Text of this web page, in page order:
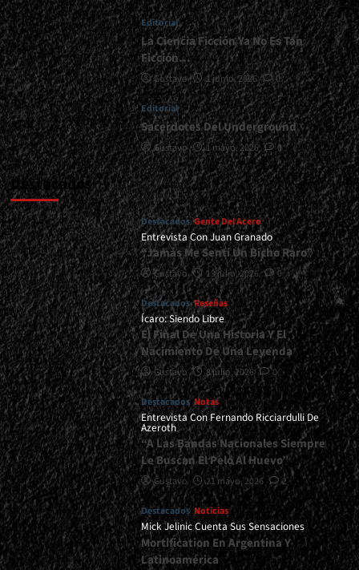
Historias
Y
Algo
Más</div>
Editorial
La Ciencia Ficción Ya No Es Tan
Ficción…
Gustavo 1 junio, 2026 0
Editorial
Sacerdotes Del Underground
Gustavo 1 mayo, 2026 0
Destacados
Destacados Gente Del Acero
Entrevista Con Juan Granado
“Jamás Me Sentí Un Bicho Raro”
Gustavo 13 julio, 2026 0
Destacados Reseñas
Ícaro: Siendo Libre
El Final De Una Historia Y El
Nacimiento De Una Leyenda
Gustavo 8 julio, 2026 0
Destacados Notas
Entrevista Con Fernando Ricciardulli De
Azeroth
“A Las Bandas Nacionales Siempre
Le Buscan El Pelo Al Huevo”
Gustavo 21 mayo, 2026 2
Destacados Noticias
Mick Jelinic Cuenta Sus Sensaciones
Mortification En Argentina Y
Latinoamérica